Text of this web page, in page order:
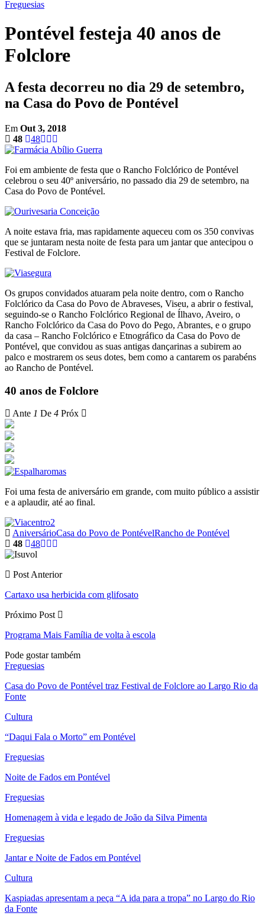
Freguesias
Pontével festeja 40 anos de
Folclore
A festa decorreu no dia 29 de setembro,
na Casa do Povo de Pontével
Em Out 3, 2018
48
48
Foi em ambiente de festa que o Rancho Folclórico de Pontével
celebrou o seu 40º aniversário, no passado dia 29 de setembro, na
Casa do Povo de Pontével.
A noite estava fria, mas rapidamente aqueceu com os 350 convivas
que se juntaram nesta noite de festa para um jantar que antecipou o
Festival de Folclore.
Os grupos convidados atuaram pela noite dentro, com o Rancho
Folclórico da Casa do Povo de Abraveses, Viseu, a abrir o festival,
seguindo-se o Rancho Folclórico Regional de Ílhavo, Aveiro, o
Rancho Folclórico da Casa do Povo do Pego, Abrantes, e o grupo
da casa – Rancho Folclórico e Etnográfico da Casa do Povo de
Pontével, que convidou as suas antigas dançarinas a subirem ao
palco e mostrarem os seus dotes, bem como a cantarem os parabéns
ao Rancho de Pontével.
40 anos de Folclore
Ante 1 De 4 Próx
Foi uma festa de aniversário em grande, com muito público a assistir
e a aplaudir, até ao final.
AniversárioCasa do Povo de PontévelRancho de Pontével
48
48
Post Anterior
Cartaxo usa herbicida com glifosato
Próximo Post
Programa Mais Família de volta à escola
Pode gostar também
Freguesias
Casa do Povo de Pontével traz Festival de Folclore ao Largo Rio da
Fonte
Cultura
“Daqui Fala o Morto” em Pontével
Freguesias
Noite de Fados em Pontével
Freguesias
Homenagem à vida e legado de João da Silva Pimenta
Freguesias
Jantar e Noite de Fados em Pontével
Cultura
Kaspiadas apresentam a peça “A ida para a tropa” no Largo do Rio
da Fonte